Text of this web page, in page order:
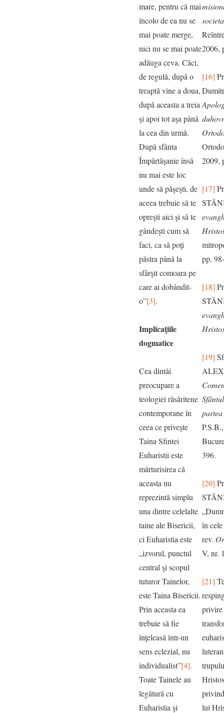
mare, pentru că mai
încolo de ea nu se
mai poate merge,
nici nu se mai poate
adăuga ceva. Căci,
de regulă, după o
treaptă vine a doua,
după aceasta a treia
şi apoi tot aşa până
la cea din urmă.
După sfânta
Împărtăşanie însă
nu mai este loc
unde să păşeşti, de
aceea trebuie să te
opreşti aici şi să te
gândeşti cum să
faci, ca să poţi
păstra până la
sfârşit comoara pe
care ai dobândit-
o”[3].
Implicaţiile
dogmatice
Cea dintâi
preocupare a
teologiei răsăritene
contemporane în
ceea ce priveşte
Taina Sfintei
Euharistii este
mărturisirea că
aceasta nu
reprezintă simplu
una dintre celelalte
taine ale Bisericii,
ci Euharistia este
„izvorul, punctul
central şi scopul
tuturor Tainelor,
este Taina Bisericii.
Prin aceasta ea
trebuie să fie
înţeleasă într-un
sens eclezial, nu
individualist”[4].
Toate Tainele au
legătură cu
Euharistia şi
2006,
[16]
2009,
[17]
pp.
[18]
[19]
396.
[20]
în
rev.
V, nr.
[21]
lui